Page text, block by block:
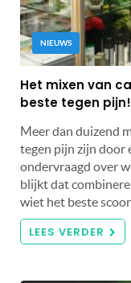
NIEUWS
Het mixen van
beste tegen pijn!
Meer dan duizend
tegen pijn zijn door
ondervraagd over
blijkt dat
wiet het beste
LEES VERDER